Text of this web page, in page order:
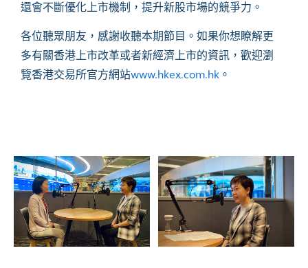
還會不斷優化上市機制，提升新股市場的競爭力。
各位聽眾朋友，感謝收聽本期節目。如果你想瞭解更
多有關香港上市改革或者新經濟上市的資訊，歡迎瀏
覽香港交易所官方網站www.hkex.com.hk 。